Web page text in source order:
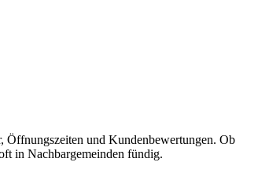
Öffnungszeiten und Kundenbewertungen. Ob
in Nachbargemeinden fündig.